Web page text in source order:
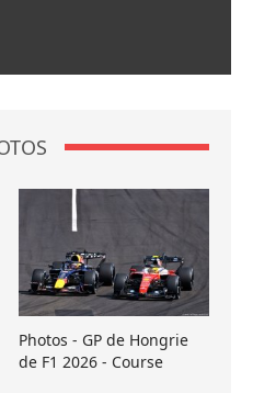
Photos - GP de Hongrie
de F1 2026 - Course